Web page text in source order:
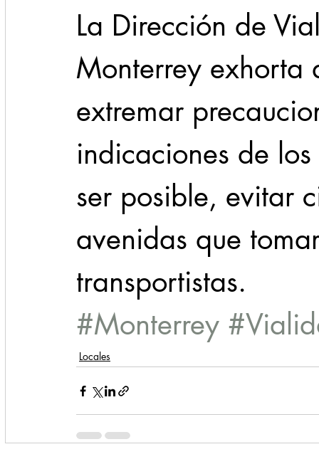
La Dirección de
Monterrey exhorta
extremar
indicaciones de
ser posible, evitar
avenidas que
transportistas.
#Monterrey
Locales